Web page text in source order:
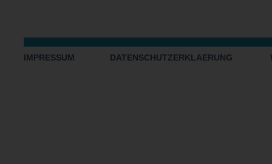
IMPRESSUM DATENSCHUTZERKLAERUNG